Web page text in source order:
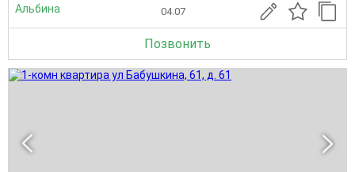
Альбина 04.07
Позвонить